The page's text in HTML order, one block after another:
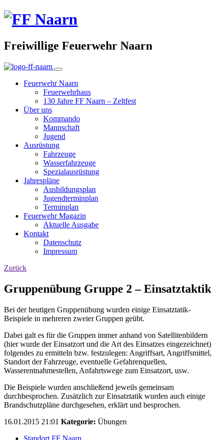
Freiwillige Feuerwehr Naarn
Feuerwehr Naarn
Feuerwehrhaus
130 Jahre FF Naarn – Zeltfest
Über uns
Kommando
Mannschaft
Jugend
Ausrüstung
Fahrzeuge
Wasserfahrzeuge
Spezialausrüstung
Jahrespläne
Ausbildungsplan
Jugendterminplan
Terminplan
Feuerwehr Magazin
Aktuelle Ausgabe
Kontakt
Datenschutz
Impressum
Zurück
Gruppenübung Gruppe 2 – Einsatztaktik
Bei der heutigen Gruppenübung wurden einige Einsatztatik-
Beispiele in mehreren zweier Gruppen geübt.
Dabei galt es für die Gruppen immer anhand von Satellitenbildern
(hier wurde der Einsatzort und die Art des Einsatzes eingezeichnet)
folgendes zu ermitteln bzw. festzulegen: Angriffsart, Angriffsmittel,
Standort der Fahrzeuge, eventuelle Gefahrenquellen,
Wasserentnahmestellen, Anfahrtswege zum Einsatzort, usw.
Die Beispiele wurden anschließend jeweils gemeinsam
durchbesprochen. Zusätzlich zur Einsatztatik wurden auch einige
Brandschutzpläne durchgesehen, erklärt und besprochen.
16.01.2015 21:01 Kategorie: Übungen
Standort FF Naarn